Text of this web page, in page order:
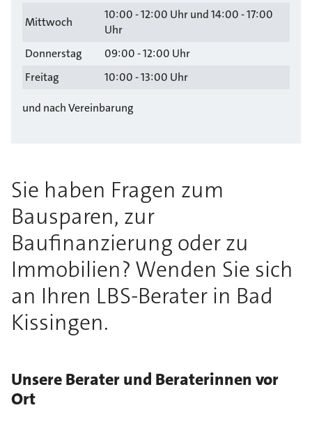
Mittwoch
10:00 - 12:00 Uhr und 14:00 - 17:00
Uhr
Donnerstag
09:00 - 12:00 Uhr
Freitag
10:00 - 13:00 Uhr
und nach Vereinbarung
Sie haben Fragen zum
Bausparen, zur
Baufinanzierung oder zu
Immobilien? Wenden Sie sich
an Ihren LBS-Berater in Bad
Kissingen.
Unsere Berater und Beraterinnen vor
Ort